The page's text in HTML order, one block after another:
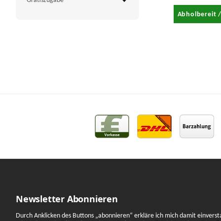
mm VE
Abholbereit /
Newsletter Abonnieren
Durch Anklicken des Buttons „abonnieren“ erkläre ich mich damit